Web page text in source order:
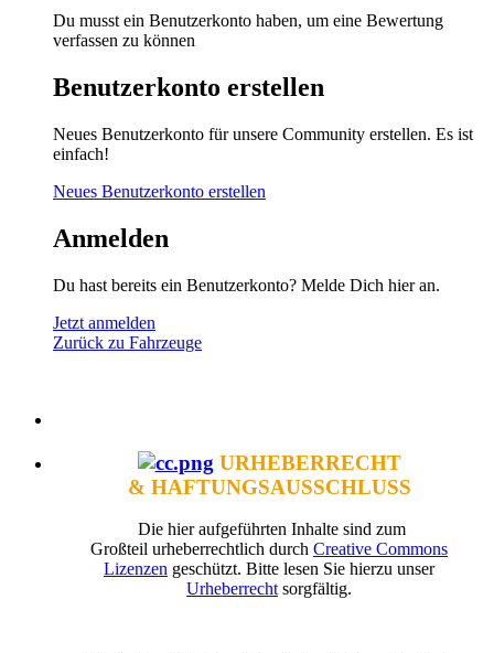
Du musst ein Benutzerkonto haben, um eine Bewertung
verfassen zu können
Benutzerkonto erstellen
Neues Benutzerkonto für unsere Community erstellen. Es ist
einfach!
Neues Benutzerkonto erstellen
Anmelden
Du hast bereits ein Benutzerkonto? Melde Dich hier an.
Jetzt anmelden
Zurück zu Fahrzeuge
URHEBERRECHT
& HAFTUNGSAUSSCHLUSS
Die hier aufgeführten Inhalte sind zum
Großteil urheberrechtlich durch Creative Commons
Lizenzen geschützt. Bitte lesen Sie hierzu unser
Urheberrechtsorgfältig.